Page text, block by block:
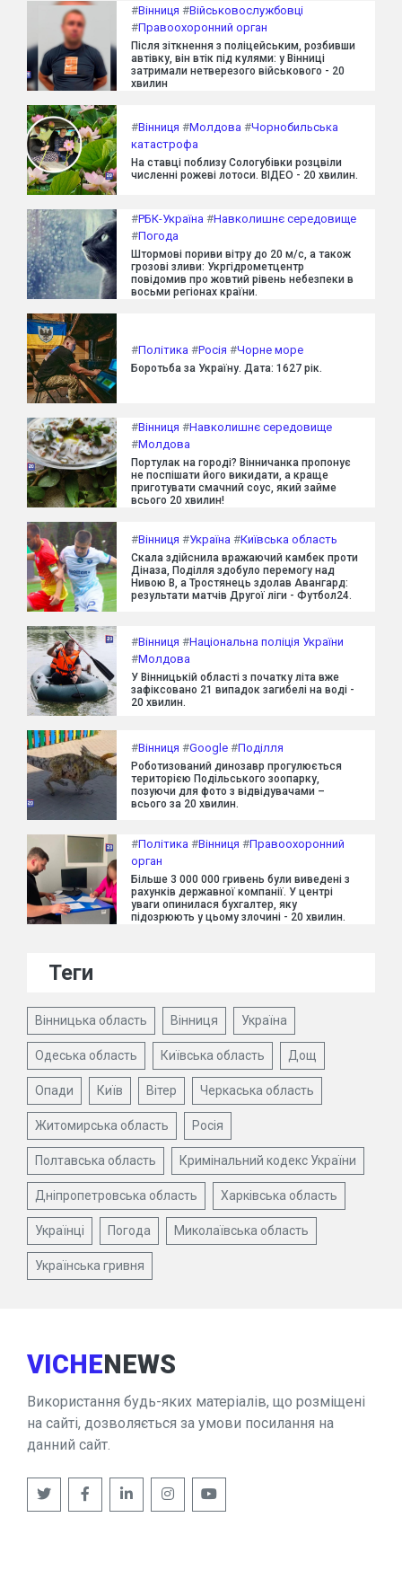
#Вінниця #Військовослужбовці
#Правоохоронний орган
Після зіткнення з поліцейським, розбивши
автівку, він втік під кулями: у Вінниці
затримали нетверезого військового - 20
хвилин
#Вінниця #Молдова #Чорнобильська
катастрофа
На ставці поблизу Сологубівки розцвіли
численні рожеві лотоси. ВІДЕО - 20 хвилин.
#РБК-Україна #Навколишнє середовище
#Погода
Штормові пориви вітру до 20 м/с, а також
грозові зливи: Укргідрометцентр
повідомив про жовтий рівень небезпеки в
восьми регіонах країни.
#Політика #Росія #Чорне море
Боротьба за Україну. Дата: 1627 рік.
#Вінниця #Навколишнє середовище
#Молдова
Портулак на городі? Вінничанка пропонує
не поспішати його викидати, а краще
приготувати смачний соус, який займе
всього 20 хвилин!
#Вінниця #Україна #Київська область
Скала здійснила вражаючий камбек проти
Діназа, Поділля здобуло перемогу над
Нивою В, а Тростянець здолав Авангард:
результати матчів Другої ліги - Футбол24.
#Вінниця #Національна поліція України
#Молдова
У Вінницькій області з початку літа вже
зафіксовано 21 випадок загибелі на воді -
20 хвилин.
#Вінниця #Google #Поділля
Роботизований динозавр прогулюється
територією Подільського зоопарку,
позуючи для фото з відвідувачами –
всього за 20 хвилин.
#Політика #Вінниця #Правоохоронний
орган
Більше 3 000 000 гривень були виведені з
рахунків державної компанії. У центрі
уваги опинилася бухгалтер, яку
підозрюють у цьому злочині - 20 хвилин.
Теги
Вінницька область Вінниця Україна
Одеська область Київська область Дощ
Опади Київ Вітер Черкаська область
Житомирська область Росія
Полтавська область Кримінальний кодекс України
Дніпропетровська область Харківська область
Українці Погода Миколаївська область
Українська гривня
VICHENEWS
Використання будь-яких матеріалів, що розміщені
на сайті, дозволяється за умови посилання на
данний сайт.